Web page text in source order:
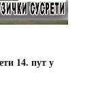
14. пут у